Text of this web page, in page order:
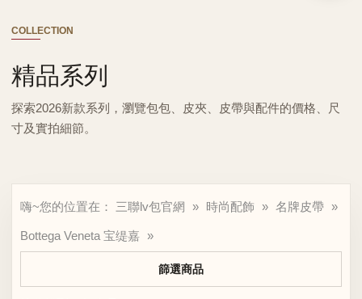
COLLECTION
精品系列
探索2026新款系列，瀏覽包包、皮夾、皮帶與配件的價格、尺
寸及實拍細節。
嗨~您的位置在： 三聯lv包官網 » 時尚配飾 » 名牌皮帶 »
Bottega Veneta 宝缇嘉 »
篩選商品